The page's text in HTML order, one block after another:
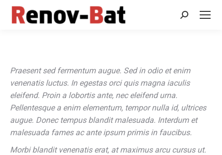
Recherche
Praesent sed fermentum augue. Sed in odio et enim
venenatis luctus. In egestas orci quis magna iaculis
eleifend. Proin a lobortis ante, nec eleifend urna.
Pellentesque a enim elementum, tempor nulla id, ultrices
augue. Donec tempus blandit malesuada. Interdum et
malesuada fames ac ante ipsum primis in faucibus.
Morbi blandit venenatis erat, at maximus arcu cursus ut.